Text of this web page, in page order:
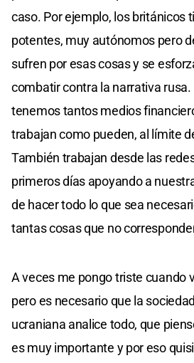
caso. Por ejemplo, los británicos
potentes, muy autónomos pero
sufren por esas cosas y se
combatir contra la narrativa
tenemos tantos medios
trabajan como pueden, al límite
También trabajan desde las
primeros días apoyando a
de hacer todo lo que sea
tantas cosas que no
A veces me pongo triste cuando
pero es necesario que la
ucraniana analice todo, que
es muy importante y por eso